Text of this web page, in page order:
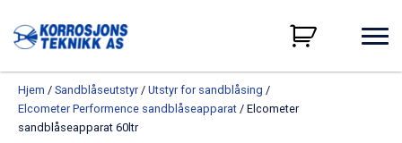
Hjem / Sandblåseutstyr/ Utstyr for sandblåsing /
Elcometer Performence sandblåseapparat / Elcometer
sandblåseapparat 60ltr